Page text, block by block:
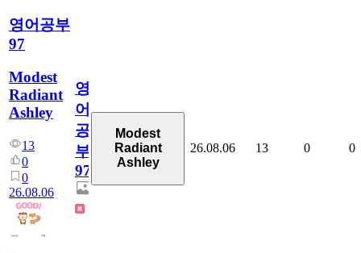
영어공부
97
Modest
Radiant
Ashley
13
0
0
26.08.06
영
어
공
부
97
Modest
Radiant
Ashley
26.08.06 13 0 0